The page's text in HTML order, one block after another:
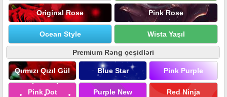
Original Rose Pink Rose
Ocean Style Wista Yaşıl
Premium Rəng çeşidləri
Qırmızı Qızıl Gül Blue Star Pink Purple
Pink Dot Purple New Red Ninja